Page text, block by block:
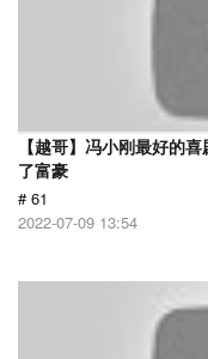
【越哥】冯小刚最好的
了富豪
# 61
2022-07-09 13:54